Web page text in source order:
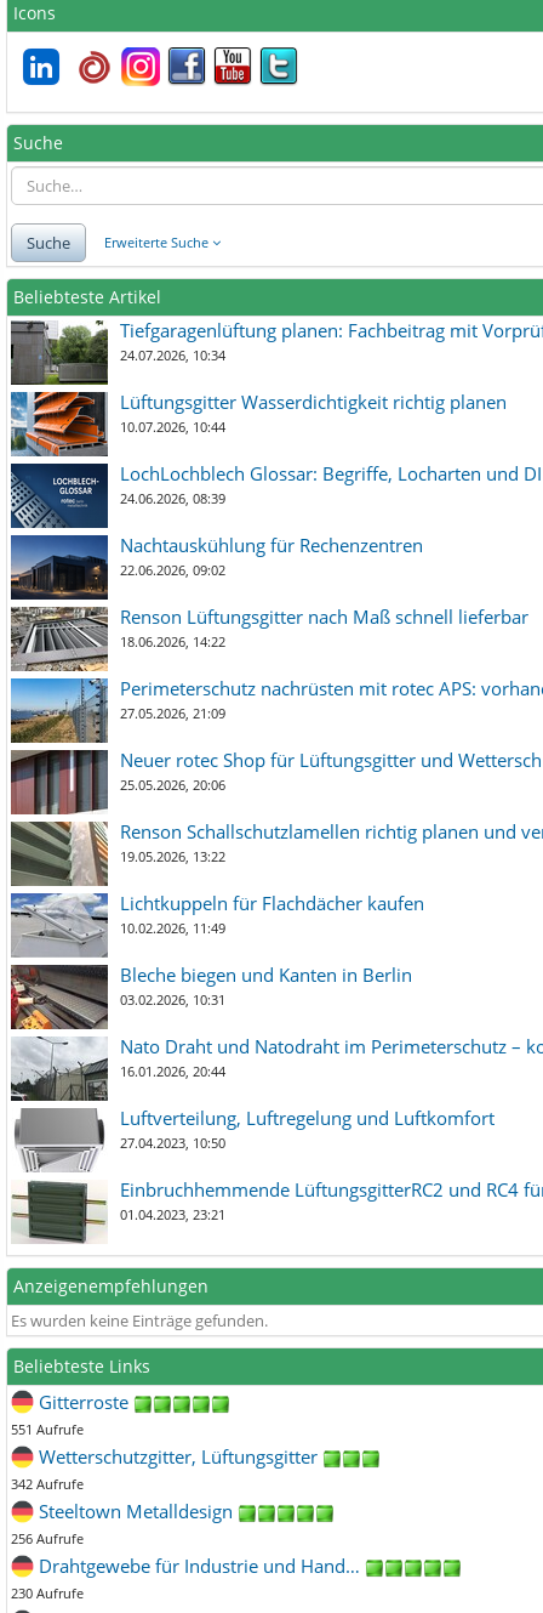
Icons
Suche
Suche Erweiterte Suche
Beliebteste Artikel
Tiefgaragenlüftung planen: Fachbeitrag mit
24.07.2026, 10:34
Lüftungsgitter Wasserdichtigkeit richtig planen
10.07.2026, 10:44
LochLochblech Glossar: Begriffe, Locharten und
24.06.2026, 08:39
Nachtauskühlung für Rechenzentren
22.06.2026, 09:02
Renson Lüftungsgitter nach Maß schnell lieferbar
18.06.2026, 14:22
Perimeterschutz nachrüsten mit rotec APS:
27.05.2026, 21:09
Neuer rotec Shop für Lüftungsgitter und
25.05.2026, 20:06
Renson Schallschutzlamellen richtig planen und
19.05.2026, 13:22
Lichtkuppeln für Flachdächer kaufen
10.02.2026, 11:49
Bleche biegen und Kanten in Berlin
03.02.2026, 10:31
Nato Draht und Natodraht im Perimeterschutz –
16.01.2026, 20:44
Luftverteilung, Luftregelung und Luftkomfort
27.04.2023, 10:50
Einbruchhemmende LüftungsgitterRC2 und RC4
01.04.2023, 23:21
Anzeigenempfehlungen
Es wurden keine Einträge gefunden.
Beliebteste Links
Gitterroste
551 Aufrufe
Wetterschutzgitter, Lüftungsgitter
342 Aufrufe
Steeltown Metalldesign
256 Aufrufe
Drahtgewebe für Industrie und Hand…
230 Aufrufe